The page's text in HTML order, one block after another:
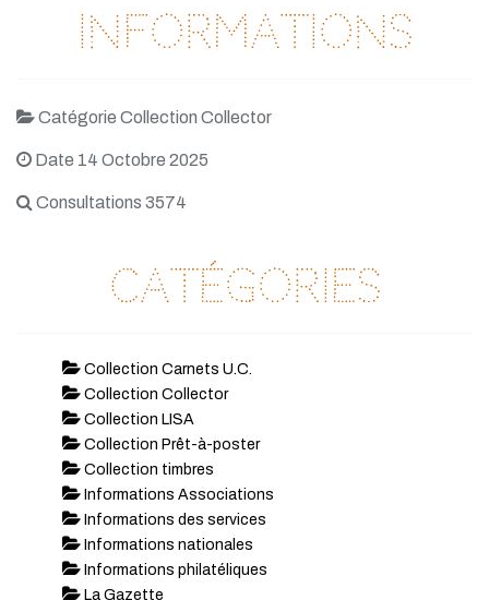
Informations
Catégorie Collection Collector
Date 14 Octobre 2025
Consultations 3574
Catégories
Collection Carnets U.C.
Collection Collector
Collection LISA
Collection Prêt-à-poster
Collection timbres
Informations Associations
Informations des services
Informations nationales
Informations philatéliques
La Gazette